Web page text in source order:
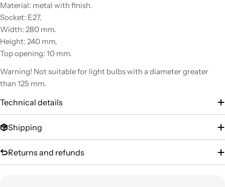
Material: metal with finish.
Socket: E27.
Width: 280 mm.
Height: 240 mm.
Top opening: 10 mm.
Warning! Not suitable for light bulbs with a diameter greater
than 125 mm.
Technical details
Shipping
Returns and refunds